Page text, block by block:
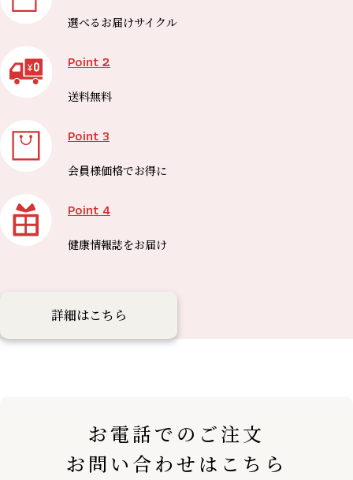
選べる お届けサイクル
Point 2
送料無料
Point 3
会員様価格でお得に
Point 4
健康情報誌をお届け
詳細はこちら
お電話でのご注文
お問い合わせはこちら